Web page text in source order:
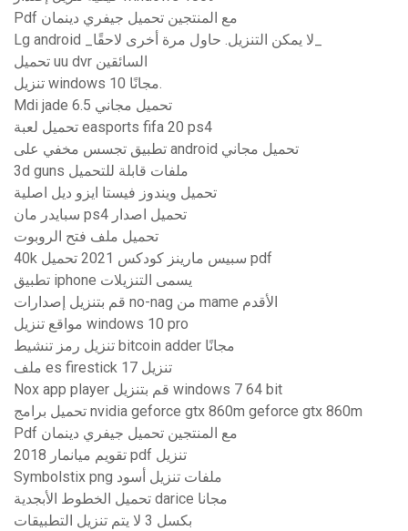
Pdf مع المنتجين تحميل جيفري دينمان
تحميل uu dvr السائقين
تنزيل windows 10 مجانًا.
Mdi jade 6.5 تحميل مجاني
تحميل لعبة easports fifa 20 ps4
تطبيق تجسس مخفي على android تحميل مجاني
3d guns ملفات قابلة للتحميل
تحميل ويندوز فيستا ايزو ديل اصلية
سبايدر مان ps4 تحميل اصدار
تحميل ملف فتح الروبوت
40k سبيس مارينز كودكس 2021 تحميل pdf
تطبيق iphone يسمى التنزيلات
قم بتنزيل إصدارات no-nag من mame الأقدم
مواقع تنزيل windows 10 pro
تنزيل رمز تنشيط bitcoin adder مجانًا
ملف es firestick تنزيل 17
Nox app player قم بتنزيل windows 7 64 bit
تحميل برامج nvidia geforce gtx 860m geforce gtx 860m
Pdf مع المنتجين تحميل جيفري دينمان
تقويم ميانمار 2018 pdf تنزيل
Symbolstix png ملفات تنزيل أسود
تحميل الخطوط الأبجدية darice مجانا
بكسل 3 لا يتم تنزيل التطبيقات